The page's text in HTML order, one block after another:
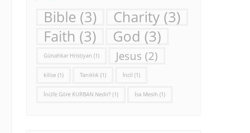
Bible (3) Charity (3)
Faith (3) God (3)
Günahkar Hristiyan (1) Jesus (2)
kilise (1) Tanıklık (1) İncil (1)
İncil’e Göre KURBAN Nedir? (1) İsa Mesih (1)